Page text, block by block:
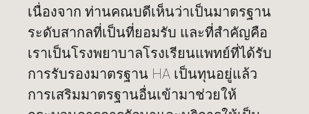
เนื่องจาก ท่านคณบดีเห็นว่าเป็นมาตรฐาน
ระดับสากลที่เป็นที่ยอมรับ และที่สำคัญคือ
เราเป็นโรงพยาบาลโรงเรียนแพทย์ที่ได้รับ
การรับรองมาตรฐาน HA เป็นทุนอยู่แล้ว
การเสริมมาตรฐานอื่นเข้ามาช่วยให้